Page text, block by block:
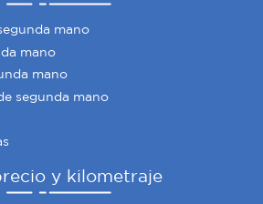
mano
mano
mano
segunda mano
y kilometraje